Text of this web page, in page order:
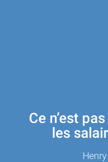
Ce n’est
les